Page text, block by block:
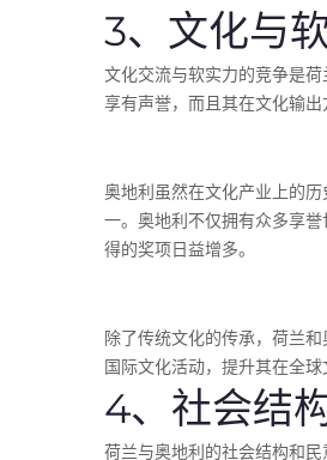
3、文化与
文化交流与软实力的竞争是
享有声誉，而且其在文化输
奥地利虽然在文化产业上的
一。奥地利不仅拥有众多享
得的奖项日益增多。
除了传统文化的传承，荷兰
国际文化活动，提升其在全
4、社会结
荷兰与奥地利的社会结构和